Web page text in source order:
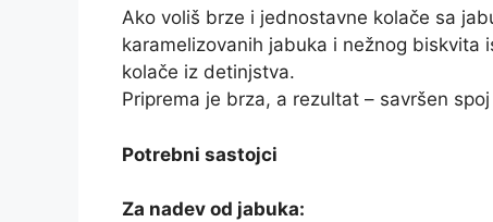
Ako voliš brze i jednostavne kolače sa
karamelizovanih jabuka i nežnog
kolače iz detinjstva.
Priprema je brza, a rezultat – savršen
Potrebni sastojci
Za nadev od jabuka: